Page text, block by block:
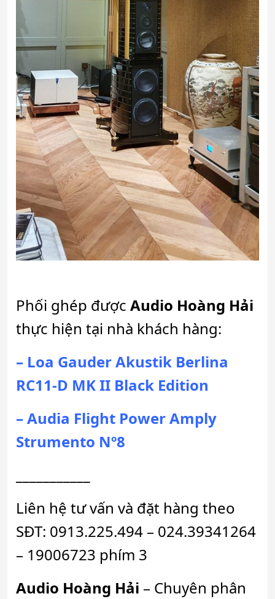
Phối ghép được Audio Hoàng Hải
thực hiện tại nhà khách hàng:
– Loa Gauder Akustik Berlina
RC11-D MK II Black Edition
– Audia Flight Power Amply
Strumento Nº8
Liên hệ tư vấn và đặt hàng theo
SĐT: 0913.225.494 – 024.39341264
– 19006723 phím 3
Audio Hoàng Hải – Chuyên phân